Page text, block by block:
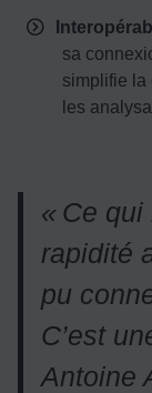
sa
simplifie la
les
« Ce qui
rapidité
pu
C’est
Antoine